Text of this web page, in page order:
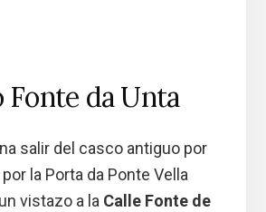
Fonte da Unta
salir del casco antiguo por
la Porta da Ponte Vella
vistazo a la Calle Fonte de